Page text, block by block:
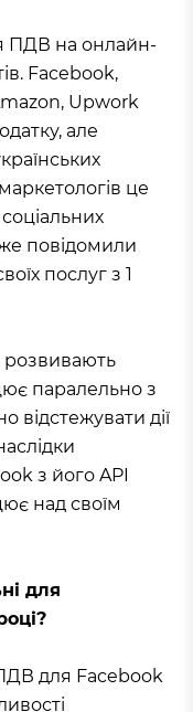
ПДВ на онлайн-
Facebook,
Upwork
але
це
повідомили
послуг з 1
паралельно з
відстежувати дії
з його API
над своїм
для
для Facebook